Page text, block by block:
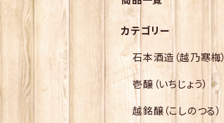
カテゴリー
石本酒造（越乃寒梅）
壱醸（いちじょう）
越銘醸（こしのつる）